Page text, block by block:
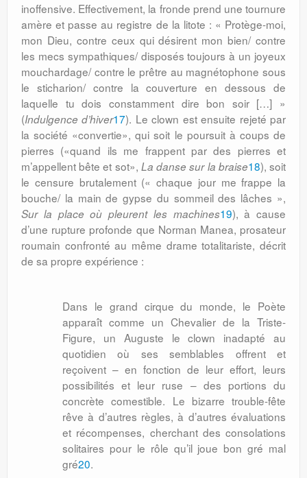
inoffensive. Effectivement, la fronde prend une tournure
amère et passe au registre de la litote : « Protège-moi,
mon Dieu, contre ceux qui désirent mon bien/ contre
les mecs sympathiques/ disposés toujours à un joyeux
mouchardage/ contre le prêtre au magnétophone sous
le sticharion/ contre la couverture en dessous de
laquelle tu dois constamment dire bon soir […] »
(Indulgence d’hiver17). Le clown est ensuite rejeté par
la société «convertie», qui soit le poursuit à coups de
pierres («quand ils me frappent par des pierres et
m’appellent bête et sot», La danse sur la braise18), soit
le censure brutalement (« chaque jour me frappe la
bouche/ la main de gypse du sommeil des lâches »,
Sur la place où pleurent les machines19), à cause
d’une rupture profonde que Norman Manea, prosateur
roumain confronté au même drame totalitariste, décrit
de sa propre expérience :
Dans le grand cirque du monde, le Poète
apparaît comme un Chevalier de la Triste-
Figure, un Auguste le clown inadapté au
quotidien où ses semblables offrent et
reçoivent – en fonction de leur effort, leurs
possibilités et leur ruse – des portions du
concrète comestible. Le bizarre trouble-fête
rêve à d’autres règles, à d’autres évaluations
et récompenses, cherchant des consolations
solitaires pour le rôle qu’il joue bon gré mal
gré20.